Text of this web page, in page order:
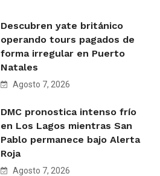
Descubren yate británico
operando tours pagados de
forma irregular en Puerto
Natales
Agosto 7, 2026
DMC pronostica intenso frío
en Los Lagos mientras San
Pablo permanece bajo Alerta
Roja
Agosto 7, 2026